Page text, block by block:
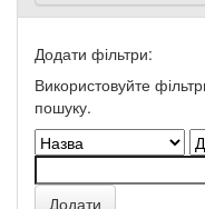
Додати фільтри:
Використовуйте
пошуку.